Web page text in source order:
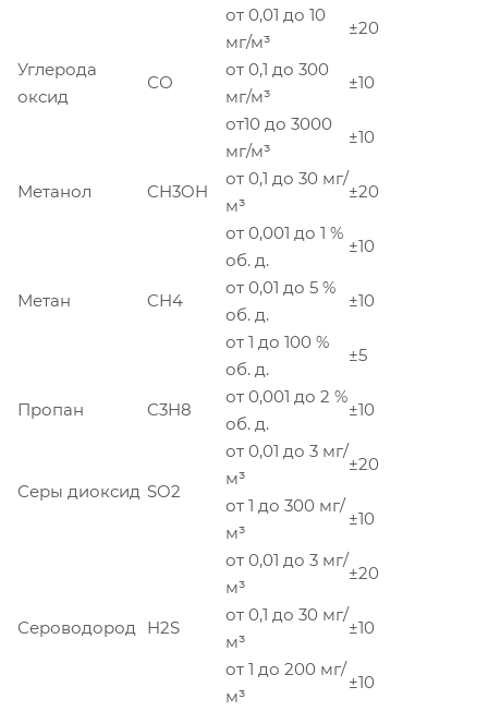
Углерода
оксид
СО
от 0,01 до 10
мг/м³
±20
от 0,1 до 300
мг/м³
±10
от10 до 3000
мг/м³
±10
Метанол CH3OH
от 0,1 до 30 мг/
м³
±20
Метан CH4
от 0,001 до 1 %
об. д.
±10
от 0,01 до 5 %
об. д.
±10
от 1 до 100 %
об. д.
±5
Пропан C3H8
от 0,001 до 2 %
об. д.
±10
Серы диоксид SO2
от 0,01 до 3 мг/
м³
±20
от 1 до 300 мг/
м³
±10
Сероводород H2S
от 0,01 до 3 мг/
м³
±20
от 0,1 до 30 мг/
м³
±10
от 1 до 200 мг/
м³
±10